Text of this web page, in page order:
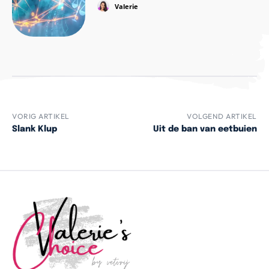
Valerie
VORIG ARTIKEL
Slank Klup
VOLGEND ARTIKEL
Uit de ban van eetbuien